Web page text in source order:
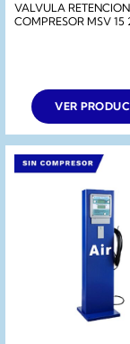
VALVULA
COMPRESOR MSV
VER